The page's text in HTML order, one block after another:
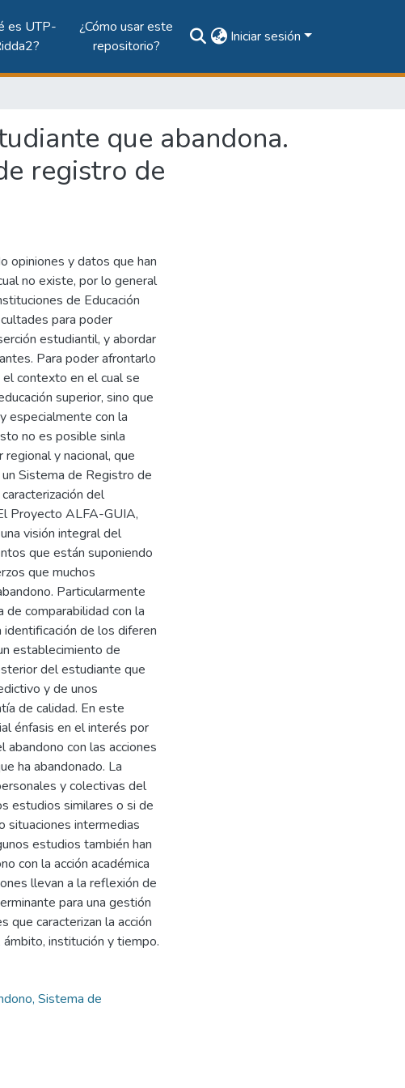
es UTP-
¿Cómo usar este
repositorio?
Iniciar sesión
que abandona.
registro de
opiniones y datos que han
no existe, por lo general
de Educación
para poder
estudiantil, y abordar
Para poder afrontarlo
contexto en el cual se
superior, sino que
especialmente con la
no es posible sinla
y nacional, que
Sistema de Registro de
del
Proyecto ALFA-GUIA,
visión integral del
que están suponiendo
que muchos
Particularmente
comparabilidad con la
de los diferen
establecimiento de
del estudiante que
y de unos
de calidad. En este
énfasis en el interés por
con las acciones
ha abandonado. La
y colectivas del
estudios similares o si de
situaciones intermedias
estudios también han
con la acción académica
llevan a la reflexión de
para una gestión
que caracterizan la acción
institución y tiempo.
Sistema de